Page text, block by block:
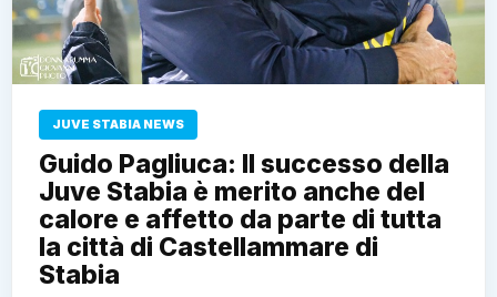
JUVE STABIA NEWS
Guido Pagliuca: Il successo della
Juve Stabia è merito anche del
calore e affetto da parte di tutta
la città di Castellammare di
Stabia